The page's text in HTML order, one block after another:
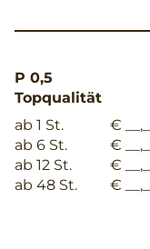
P 0,5
Topqualität
ab 1 St.
€ __,__
ab 6 St.
€ __,__
ab 12 St.
€ __,__
ab 48 St.
€ __,__